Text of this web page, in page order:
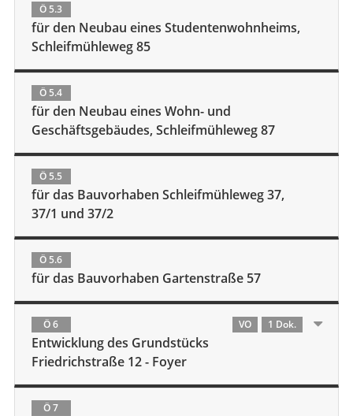
Ö 5.3
für den Neubau eines Studentenwohnheims,
Schleifmühleweg 85
Ö 5.4
für den Neubau eines Wohn- und
Geschäftsgebäudes, Schleifmühleweg 87
Ö 5.5
für das Bauvorhaben Schleifmühleweg 37,
37/1 und 37/2
Ö 5.6
für das Bauvorhaben Gartenstraße 57
Ö 6 VO 1 Dok.
Entwicklung des Grundstücks
Friedrichstraße 12 - Foyer
Ö 7